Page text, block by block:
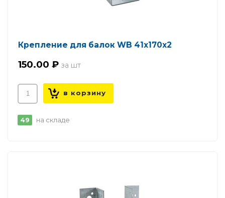
Крепление для балок WB 41х170х2
150.00 ₽
49 на складе